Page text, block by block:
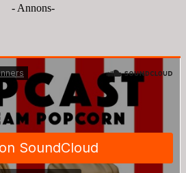
- Annons-